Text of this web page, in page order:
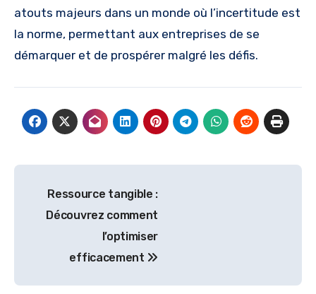
atouts majeurs dans un monde où l’incertitude est
la norme, permettant aux entreprises de se
démarquer et de prospérer malgré les défis.
Ressource tangible :
Découvrez comment
l’optimiser
efficacement